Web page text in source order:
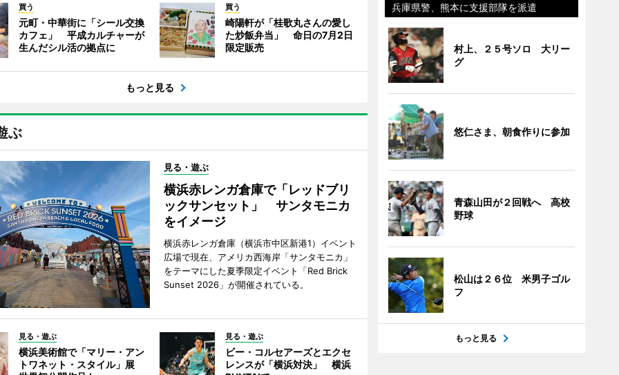
買う
元町・中華街に「シール交換
カフェ」 平成カルチャーが
生んだシル活の拠点に
買う
崎陽軒が「桂歌丸さんの愛し
た炒飯弁当」 命日の7月2日
限定販売
もっと見る
ぶ
見る・遊ぶ
横浜赤レンガ倉庫で「レッドブリ
ックサンセット」 サンタモニカ
をイメージ
横浜赤レンガ倉庫（横浜市中区新港1）イベント
広場で現在、アメリカ西海岸「サンタモニカ」
をテーマにした夏季限定イベント「Red Brick
Sunset 2026」が開催されている。
見る・遊ぶ
横浜美術館で「マリー・アン
トワネット・スタイル」展
見る・遊ぶ
ビー・コルセアーズとエクセ
レンスが「横浜対決」 横浜
兵庫県警、熊本に支援部隊を派遣
村上、２５号ソロ 大リー
グ
悠仁さま、朝食作りに参加
青森山田が２回戦へ 高校
野球
松山は２６位 米男子ゴル
フ
もっと見る